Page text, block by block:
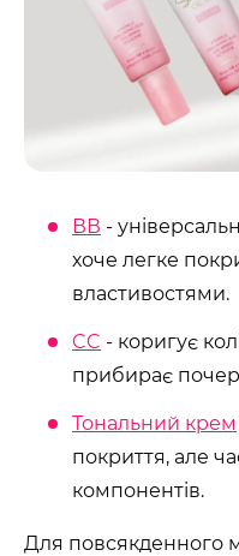
ВВ -
хоче легке
властивостями.
CC - коригує
прибирає
Тональний крем
покриття, але
компонентів.
Для повсякденного